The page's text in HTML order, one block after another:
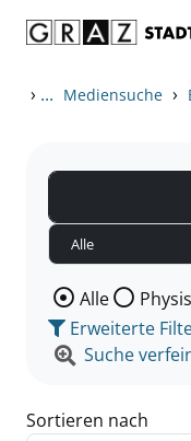
› ... Mediensuche ›
Wählen Sie die
Alle
Erweiterte
Suche
Sortieren nach